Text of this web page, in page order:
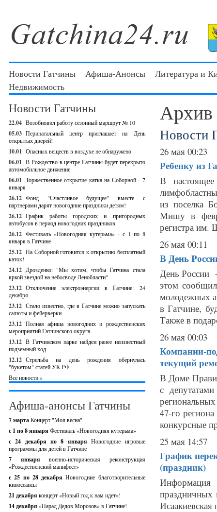
Новости Гатчины Афиша-Анонсы
Литература и
Недвижимость
Новости Гатчины
22.04 Возобновил работу сезонный маршрут № 10
05.03 Перинатальный центр приглашает на День
открытых дверей!
10.01 Опасных веществ в воздухе не обнаружено
06.01 В Рождество в центре Гатчины будет перекрыто
автомобильное движение
06.01 Торжественное открытие катка на Соборной - 7
января
26.12 Фонд "Счастливое будущее" вместе с
партнерами дарят новогодние праздники детям!
26.12 График работы городских и пригородных
автобусов в период новогодних праздников
26.12 Фестиваль «Новогодняя кутерьма» - с 1 по 8
января в Гатчине
25.12 На Соборной готовится к открытию бесплатный
каток!
24.12 Дрозденко: "Мы хотим, чтобы Гатчина стала
яркой звездой на небосводе Ленобласти"
23.12 Отключение электроэнергии в Гатчине: 24
декабря
23.12 Стало известно, где в Гатчине можно запускать
салюты и фейерверки
23.12 Полная афиша новогодних и рождественских
мероприятий Гатчинского округа
13.12 В Гатчинском парке найден ранее неизвестный
подземный ход
12.12 Стрельба на день рождения обернулась
"букетом" статей УК РФ
Все новости »
Афиша-анонсы Гатчины
7 мартаКонцерт "Моя весна"
с 1 по 8 января Фестиваль «Новогодняя кутерьма»
с 24 декабря по 8 январяНовогодние игровые
программы для детей в Гатчине
7 январявоенно-историческая реконструкция
«Рождественский манифест»
c 25 по 28 декабряНовогодние благотворительные
киносеансы
21 декабря концерт «Новый год к нам идет»!
14 декабря «Парад Дедов Морозов» в Гатчине!
Архив
Новости
26 мая 00:23
Ребенку из
В
из поселка
Мишу в
регистра им.
26 мая 00:11
В День
День России
этом
молодежных
в Гатчине,
Также в
26 мая 00:03
Компании-
текущий
В Доме
с
47-го
конкурсные
25 мая 14:57
График
(праздник)
Информация